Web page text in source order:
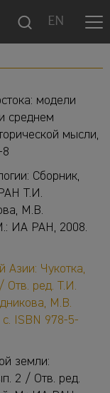
EN
модели
среднем
мысли,
8
Сборник,
Т.И.
М.В.
ИА РАН, 2008.
Азии: Чукотка,
Отв. ред. Т.И.
М.В.
ISBN 978-5-
земли:
2 / Отв. ред.